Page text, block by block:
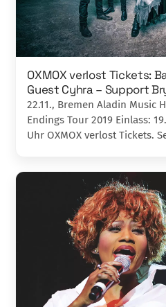
OXMOX verlost Tickets:
Guest Cyhra – Support
22.11., Bremen Aladin Music
Endings Tour 2019 Einlass:
Uhr OXMOX verlost Tickets.